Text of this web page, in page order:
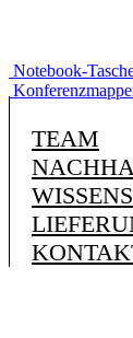
Notebook-
TEAM